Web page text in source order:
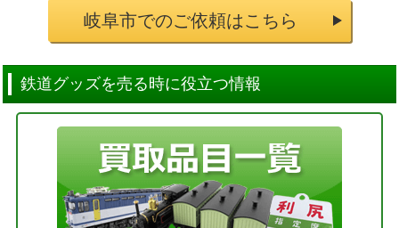
岐阜市でのご依頼はこちら
鉄道グッズを売る時に役立つ情報